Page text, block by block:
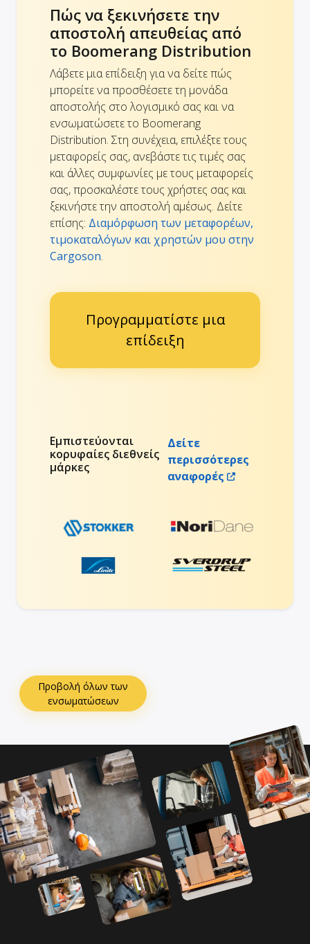
Πώς να ξεκινήσετε την
αποστολή απευθείας από
το Boomerang Distribution
Λάβετε μια επίδειξη για να δείτε πώς
μπορείτε να προσθέσετε τη μονάδα
αποστολής στο λογισμικό σας και να
ενσωματώσετε το Boomerang
Distribution. Στη συνέχεια, επιλέξτε τους
μεταφορείς σας, ανεβάστε τις τιμές σας
και άλλες συμφωνίες με τους μεταφορείς
σας, προσκαλέστε τους χρήστες σας και
ξεκινήστε την αποστολή αμέσως. Δείτε
επίσης: Διαμόρφωση των μεταφορέων,
τιμοκαταλόγων και χρηστών μου στην
Cargoson.
Προγραμματίστε μια
επίδειξη
Εμπιστεύονται
κορυφαίες διεθνείς
μάρκες
Δείτε
περισσότερες
αναφορές
Προβολή όλων των
ενσωματώσεων